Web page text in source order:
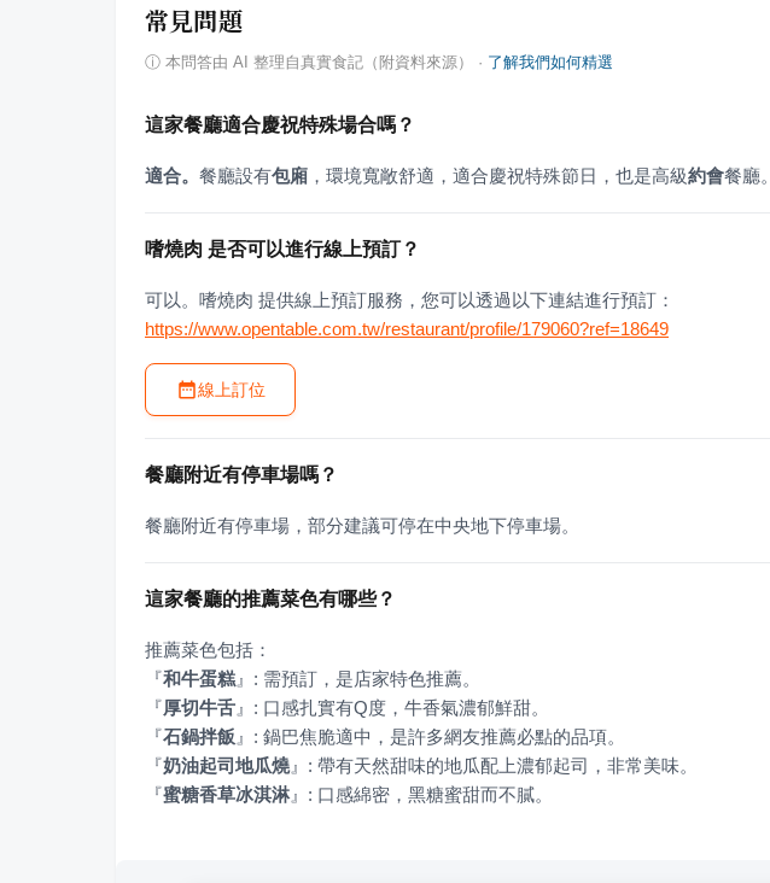
常見問題
ⓘ 本問答由 AI 整理自真實食記（附資料來源） · 了解我們如何精選
這家餐廳適合慶祝特殊場合嗎？
適合。 餐廳設有包廂 ，環境寬敞舒適，適合慶祝特殊節日，也是高級約會餐廳。
嗜燒肉 是否可以進行線上預訂？
可以。嗜燒肉 提供線上預訂服務，您可以透過以下連結進行預訂：
https://www.opentable.com.tw/restaurant/profile/179060?ref=18649
線上訂位
餐廳附近有停車場嗎？
餐廳附近有停車場，部分建議可停在中央地下停車場。
這家餐廳的推薦菜色有哪些？
『和牛蛋糕 』
『厚切牛舌 』
『石鍋拌飯 』
『奶油起司地瓜燒』
『蜜糖香草冰淇淋』 : 口感綿密，黑糖蜜甜而不膩。